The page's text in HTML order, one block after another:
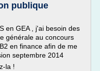
publique
en GEA , j'ai besoin des
générale au concours
en finance afin de me
septembre 2014
la !